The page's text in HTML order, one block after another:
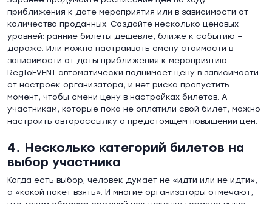
приближения к дате мероприятия или в зависимости от
количества проданных. Создайте несколько ценовых
уровней: ранние билеты дешевле, ближе к событию –
дороже. Или можно настраивать смену стоимости в
зависимости от даты приближения к мероприятию.
RegToEVENT автоматически поднимает цену в зависимости
от настроек организатора, и нет риска пропустить
момент, чтобы смени цену в настройках билетов. А
участникам, которые пока не оплатили свой билет, можно
настроить авторассылку о предстоящем повышении цен.
4. Несколько категорий билетов на
выбор участника
Когда есть выбор, человек думает не «идти или не идти»,
а «какой пакет взять». И многие организаторы отмечают,